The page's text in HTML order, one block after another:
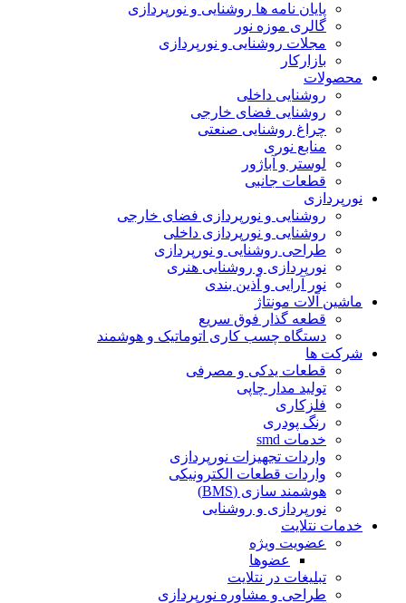
پایان نامه ها روشنایی و نورپردازی
گالری موزه نور
مجلات روشنایی و نورپردازی
بازارکار
روشنایی داخلی
روشنایی فضای خارجی
چراغ روشنایی صنعتی
منابع نوری
لوستر و آباژور
قطعات جانبی
روشنایی و نورپردازی فضای خارجی
روشنایی و نورپردازی داخلی
طراحی روشنایی و نورپردازی
نورپردازی و روشنایی هنری
نور آرایی و آذین بندی
آلات مونتاژ
قطعه گذار فوق سریع
دستگاه چسب کاری اتوماتیک و هوشمند
ها
قطعات یدکی و مصرفی
تولید مدار چاپی
فلزکاری
رنگ پودری
خدمات smd
واردات تجهیزات نورپردازی
واردات قطعات الکترونیکی
هوشمند سازی (BMS)
نورپردازی و روشنایی
نتلایت
عضویت ویژه
عضوها
تبلیغات در نتلایت
طراحی و مشاوره نورپردازی